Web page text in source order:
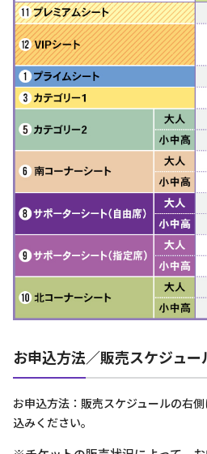
お申込方法／販売スケジュー
お申込方法：販売スケジュールの右
込みください。